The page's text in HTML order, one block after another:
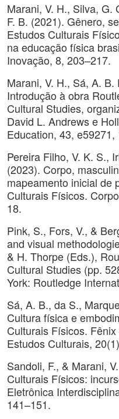
Marani, V. H., Silva, G.
F. B. (2021). Gênero,
Estudos Culturais
na educação física
Inovação, 8, 203–217.
Marani, V. H., Sá, A.
Introdução à obra
Cultural Studies,
David L. Andrews e
Education, 43, e59271,
Pereira Filho, V. K. S.,
(2023). Corpo,
mapeamento inicial de
Culturais Físicos.
18.
Pink, S., Fors, V., &
and visual
& H. Thorpe (Eds.),
Cultural Studies (pp.
York: Routledge
Sá, A. B., da S.,
Cultura física e
Culturais Físicos.
Estudos Culturais,
Sandoli, F., & Marani,
Culturais Físicos:
Eletrônica
141–151.